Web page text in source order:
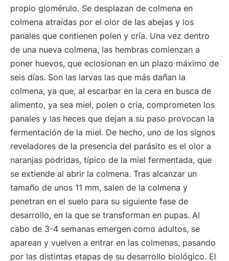
propio glomérulo. Se desplazan de colmena en
colmena atraídas por el olor de las abejas y los
panales que contienen polen y cría. Una vez dentro
de una nueva colmena, las hembras comienzan a
poner huevos, que eclosionan en un plazo máximo de
seis días. Son las larvas las que más dañan la
colmena, ya que, al escarbar en la cera en busca de
alimento, ya sea miel, polen o cría, comprometen los
panales y las heces que dejan a su paso provocan la
fermentación de la miel. De hecho, uno de los signos
reveladores de la presencia del parásito es el olor a
naranjas podridas, típico de la miel fermentada, que
se extiende al abrir la colmena. Tras alcanzar un
tamaño de unos 11 mm, salen de la colmena y
penetran en el suelo para su siguiente fase de
desarrollo, en la que se transforman en pupas. Al
cabo de 3-4 semanas emergen como adultos, se
aparean y vuelven a entrar en las colmenas, pasando
por las distintas etapas de su desarrollo biológico. El